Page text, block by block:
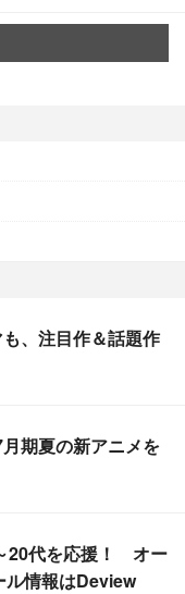
、注目作＆話題作
月期夏の新アニメを
20代を応援！ オー
ル情報はDeview